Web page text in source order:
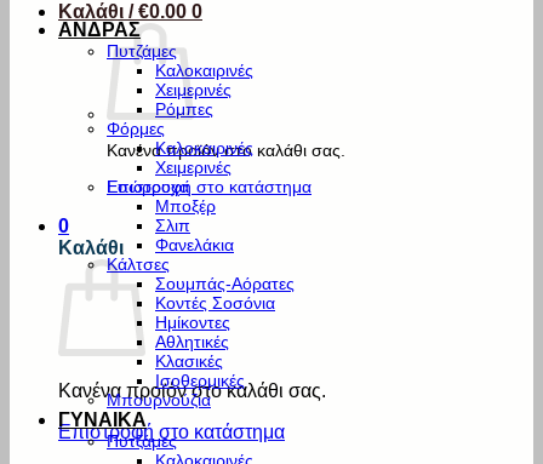
Καλάθι /€0.00 0
Κανένα προϊόν στο καλάθι σας.
Επιστροφή στο κατάστημα
0
Καλάθι
Κανένα προϊόν στο καλάθι σας.
Επιστροφή στο κατάστημα
ΑΝΔΡΑΣ
Πυτζάμες
Καλοκαιρινές
Χειμερινές
Ρόμπες
Φόρμες
Καλοκαιρινές
Χειμερινές
Εσώρουχα
Μποξέρ
Σλιπ
Φανελάκια
Κάλτσες
Σουμπάς-Αόρατες
Κοντές Σοσόνια
Ημίκοντες
Αθλητικές
Κλασικές
Ισοθερμικές
Μπουρνούζια
ΓΥΝΑΙΚΑ
Πυτζάμες